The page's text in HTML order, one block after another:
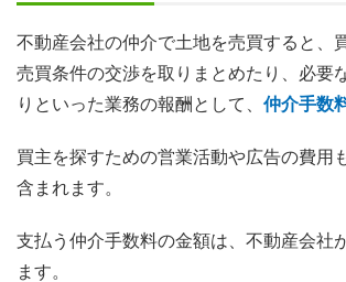
不動産会社の仲介で土地を売買すると、
売買条件の交渉を取りまとめたり、必要
りといった業務の報酬として、 仲介手数
買主を探すための営業活動や広告の費用
含まれます。
支払う仲介手数料の金額は、不動産会社
ます。